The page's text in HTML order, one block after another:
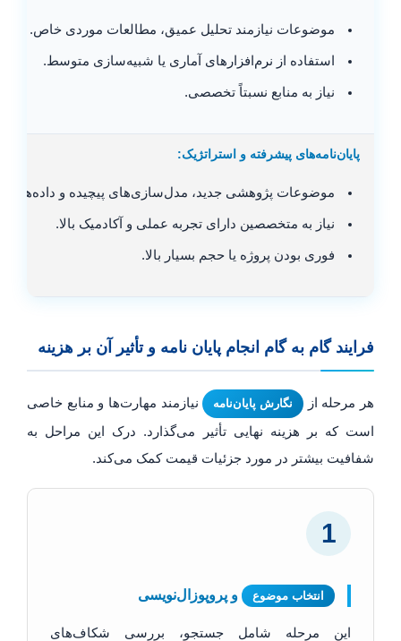
موضوعات نیازمند تحلیل عمیق، مطالعات موردی خاص.
استفاده از نرم‌افزارهای آماری یا شبیه‌سازی متوسط.
نیاز به منابع نسبتاً تخصصی.
پایان‌نامه‌های پیشرفته و استراتژیک:
موضوعات پژوهشی جدید، مدل‌سازی‌های پیچیده و
نیاز به متخصصین دارای تجربه عملی و آکادمیک بالا.
فوری بودن پروژه یا حجم بسیار بالا.
فرایند گام به گام انجام پایان نامه و تأثیر آن بر هزینه
هر مرحله از نگارش پایان‌نامه
نیازمند مهارت‌ها و منابع خاصی
است که بر هزینه نهایی تأثیر می‌گذارد. درک این مراحل به
شفافیت بیشتر در مورد جزئیات قیمت کمک می‌کند.
1
انتخاب موضوع و پروپوزال‌نویسی
این مرحله شامل جستجو، بررسی شکاف‌های